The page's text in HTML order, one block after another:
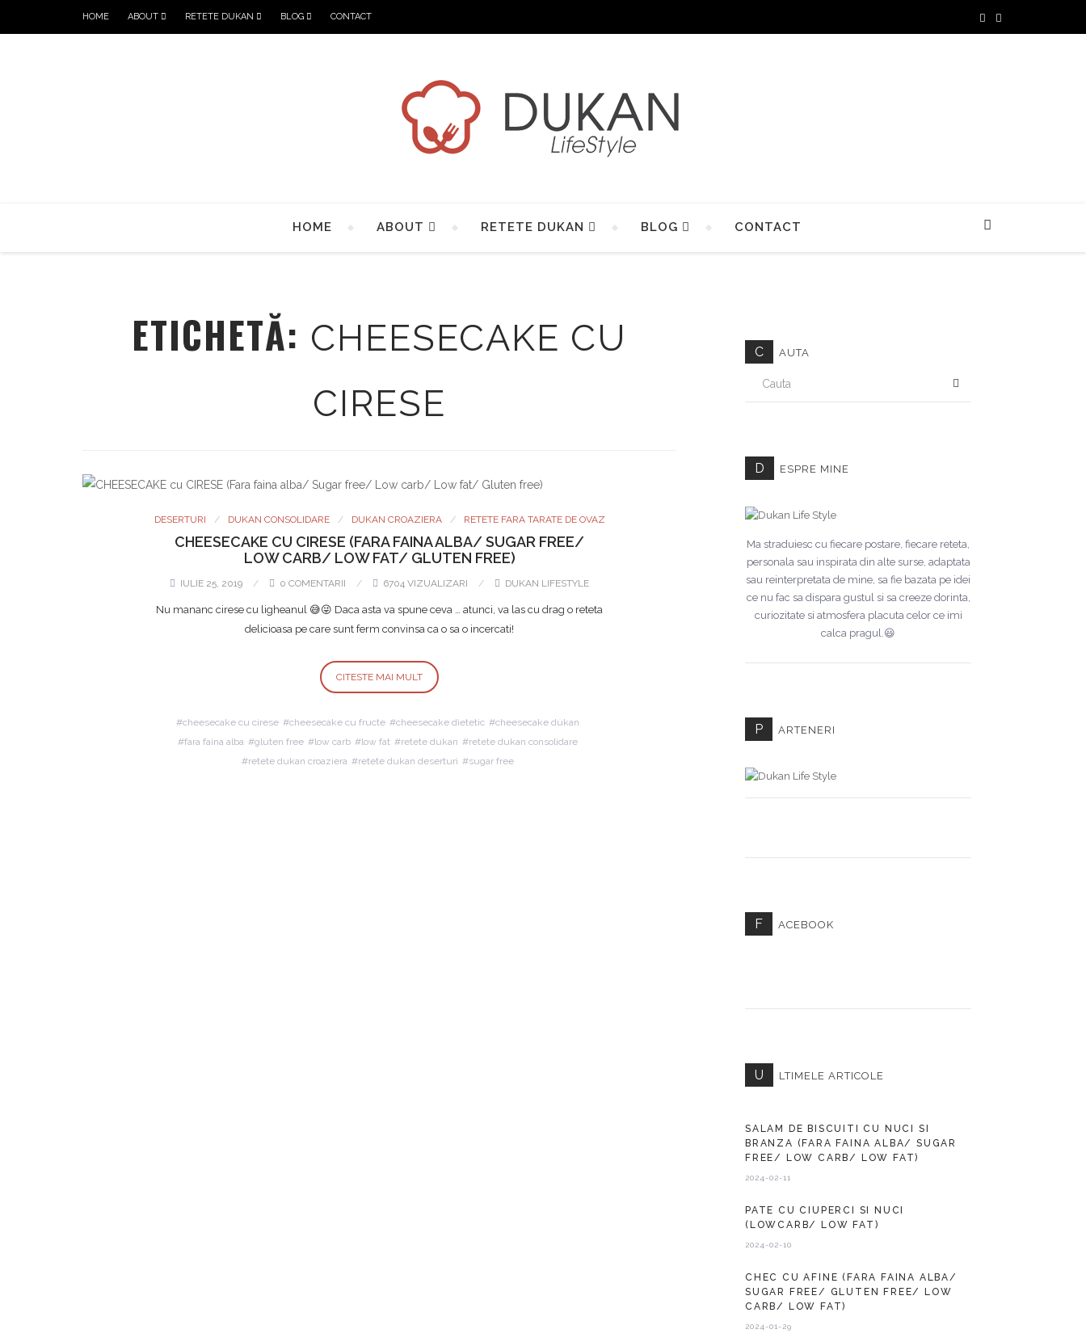
HOME ABOUT RETETE DUKAN BLOG CONTACT
HOME ABOUT RETETE DUKAN BLOG CONTACT
ETICHETĂ: CHEESECAKE CU
CIRESE
DESERTURI DUKAN CONSOLIDARE DUKAN CROAZIERA RETETE FARA TARATE DE OVAZ
CHEESECAKE CU CIRESE (FARA FAINA ALBA/ SUGAR FREE/
LOW CARB/ LOW FAT/ GLUTEN FREE)
IULIE 25, 2019 0 COMENTARII 6704 VIZUALIZARI DUKAN LIFESTYLE
Nu mananc cirese cu ligheanul 😅😜 Daca asta va spune ceva … atunci, va las cu drag o reteta
delicioasa pe care sunt ferm convinsa ca o sa o incercati!
CITESTE MAI MULT
cheesecake cu cirese cheesecake cu fructe cheesecake dietetic
cheesecake dukan
fara faina alba
gluten free low carb low fat retete dukan
retete dukan consolidare
retete dukan croaziera
retete dukan deserturi sugar free
C AUTA
D ESPRE MINE
Ma straduiesc cu fiecare postare, fiecare reteta,
personala sau inspirata din alte surse, adaptata
sau reinterpretata de mine, sa fie bazata pe idei
ce nu fac sa dispara gustul si sa creeze dorinta,
curiozitate si atmosfera placuta celor ce imi
calca pragul.😃
P ARTENERI
F ACEBOOK
U LTIMELE ARTICOLE
SALAM DE BISCUITI CU NUCI SI
BRANZA (FARA FAINA ALBA/ SUGAR
FREE/ LOW CARB/ LOW FAT)
2024-02-11
PATE CU CIUPERCI SI NUCI
(LOWCARB/ LOW FAT)
2024-02-10
CHEC CU AFINE (FARA FAINA ALBA/
SUGAR FREE/ GLUTEN FREE/ LOW
CARB/ LOW FAT)
2024-01-29